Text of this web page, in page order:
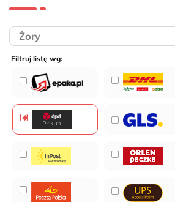
Filtruj listę wg: